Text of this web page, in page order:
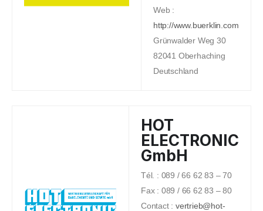
Web :
http://www.buerklin.com
Grünwalder Weg 30
82041 Oberhaching
Deutschland
HOT
ELECTRONIC
GmbH
Tél. : 089 / 66 62 83 – 70
Fax : 089 / 66 62 83 – 80
Contact : vertrieb@hot-